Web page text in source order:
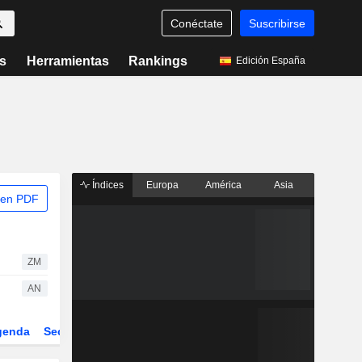
Conéctate Suscribirse
Herramientas Rankings Edición España
PDF
ZM
AN
Sector
Índices Europa América Asia